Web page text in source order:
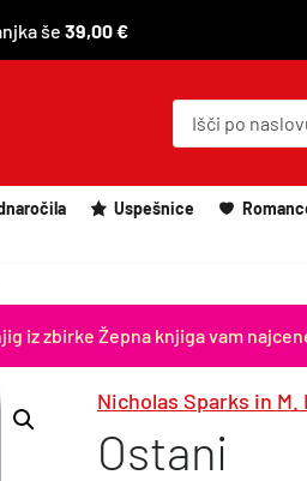
še 39,00 €
P
o
u
c
t
c
Uspešnice
iz zbirke Žepna knjiga vam
Nicholas Sparks in
Ostani